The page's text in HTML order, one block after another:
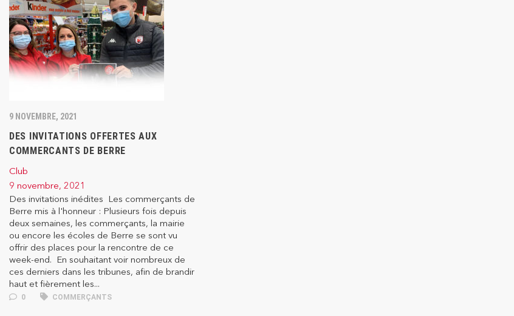
9 NOVEMBRE, 2021
DES INVITATIONS OFFERTES AUX
COMMERCANTS DE BERRE
Club
9 novembre, 2021
Des invitations inédites Les commerçants de
Berre mis à l'honneur : Plusieurs fois depuis
deux semaines, les commerçants, la mairie
ou encore les écoles de Berre se sont vu
offrir des places pour la rencontre de ce
week-end. En souhaitant voir nombreux de
ces derniers dans les tribunes, afin de brandir
haut et fièrement les...
0 COMMERÇANTS